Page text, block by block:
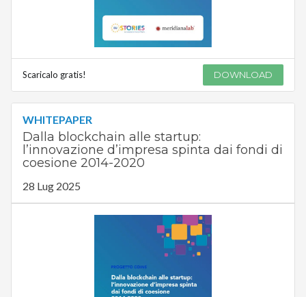
Scaricalo gratis! DOWNLOAD
WHITEPAPER
Dalla blockchain alle startup:
l’innovazione d’impresa spinta dai fondi di
coesione 2014-2020
28 Lug 2025